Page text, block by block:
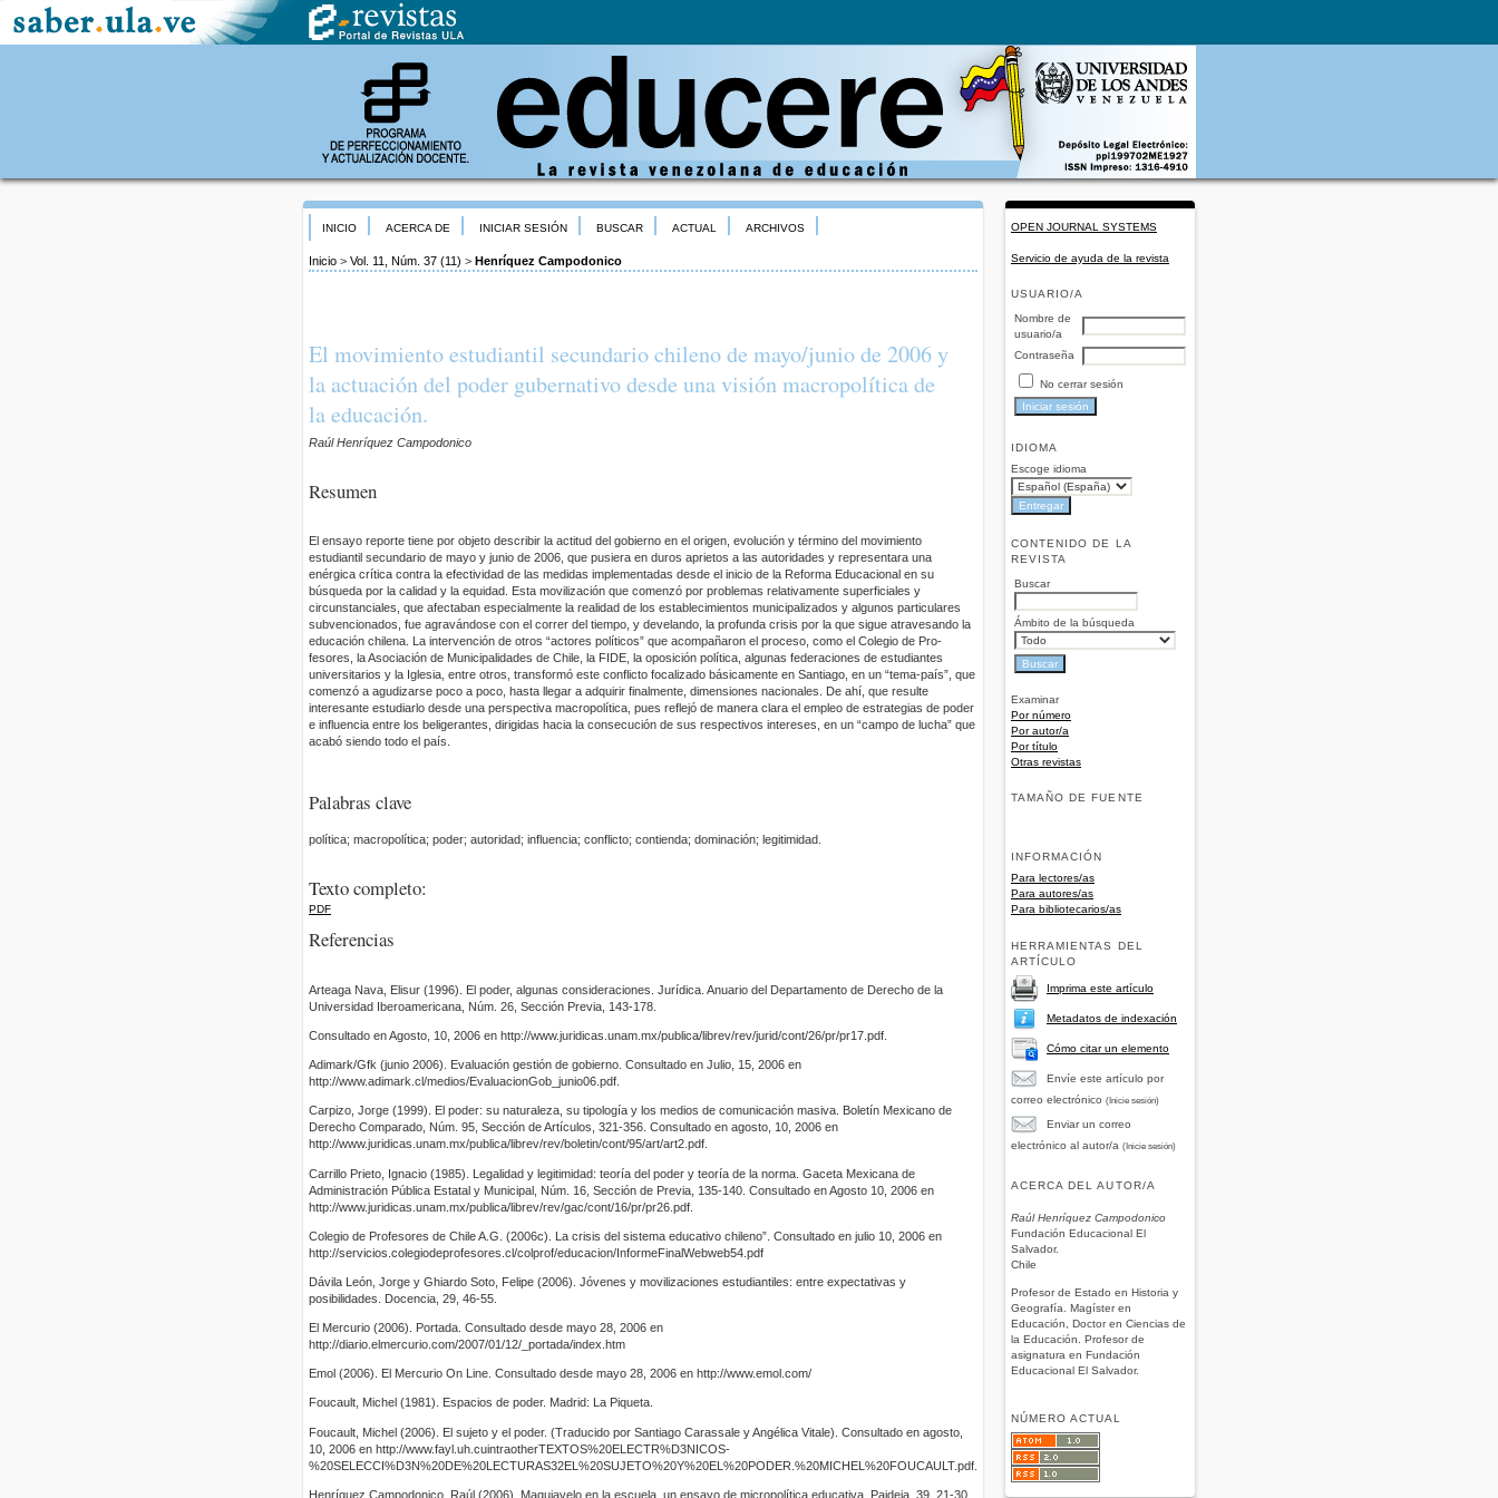
OPEN JOURNAL SYSTEMS
Servicio de ayuda de la revista
USUARIO/A
Nombre de
usuario/a
Contraseña
No cerrar sesión
IDIOMA
Escoge idioma
CONTENIDO DE LA
REVISTA
Buscar
Ámbito de la búsqueda
Examinar
Por número
Por autor/a
Por título
Otras revistas
TAMAÑO DE FUENTE
INFORMACIÓN
Para lectores/as
Para autores/as
Para bibliotecarios/as
HERRAMIENTAS DEL
ARTÍCULO
Imprima este artículo
Metadatos de indexación
Cómo citar un elemento
Envíe este artículo por
correo electrónico (Inicie sesión)
Enviar un correo
electrónico al autor/a (Inicie sesión)
ACERCA DEL AUTOR/A
Raúl Henríquez Campodonico
Fundación Educacional El
Salvador.
Chile
Profesor de Estado en Historia y
Geografía. Magíster en
Educación, Doctor en Ciencias de
la Educación. Profesor de
asignatura en Funda­ción
Educacional El Salvador.
NÚMERO ACTUAL
INICIO ACERCA DE INICIAR SESIÓN BUSCAR ACTUAL ARCHIVOS
Inicio > Vol. 11, Núm. 37 (11) > Henríquez Campodonico
El movimiento estudiantil secundario chileno de mayo/junio de 2006 y
la actuación del poder gubernativo desde una visión macropolítica de
la educación.
Raúl Henríquez Campodonico
Resumen
El ensayo reporte tiene por objeto describir la actitud del gobierno en el origen, evolución y término del movi­miento
estudiantil secundario de mayo y junio de 2006, que pusiera en duros aprietos a las autoridades y representara una
enérgica crítica contra la efectividad de las medidas implementadas desde el inicio de la Reforma Educacional en su
búsqueda por la calidad y la equidad. Esta movilización que comenzó por problemas relativamente superficiales y
circunstanciales, que afectaban especialmente la realidad de los establecimientos municipalizados y algunos particulares
subvencionados, fue agravándose con el correr del tiempo, y develando, la profunda crisis por la que sigue atravesando la
educación chilena. La intervención de otros “actores políticos” que acompañaron el proceso, como el Colegio de Pro­
fesores, la Asociación de Municipalidades de Chile, la FIDE, la oposición política, algunas federaciones de estudiantes
universitarios y la Iglesia, entre otros, transformó este conflicto focalizado básicamente en Santiago, en un “tema-país”, que
comenzó a agudizarse poco a poco, hasta llegar a adquirir finalmente, dimensiones nacionales. De ahí, que resulte
interesante estudiarlo desde una perspectiva macropolítica, pues reflejó de manera clara el empleo de estrategias de poder
e influencia entre los beligerantes, dirigidas hacia la consecución de sus respectivos intereses, en un “campo de lucha” que
acabó siendo todo el país.
Palabras clave
política; macropolítica; poder; autoridad; influencia; conflicto; contienda; dominación; legitimidad.
Texto completo:
PDF
Referencias
Arteaga Nava, Elisur (1996). El poder, algunas consideraciones. Jurídica. Anuario del Departamento de Derecho de la
Universidad Iberoamericana, Núm. 26, Sección Previa, 143-178.
Consultado en Agosto, 10, 2006 en http://www.juridicas.unam.mx/publica/librev/rev/jurid/cont/26/pr/pr17.pdf.
Adimark/Gfk (junio 2006). Evaluación gestión de gobierno. Consultado en Julio, 15, 2006 en
http://www.adimark.cl/medios/EvaluacionGob_junio06.pdf.
Carpizo, Jorge (1999). El poder: su naturaleza, su tipología y los medios de comunicación masiva. Boletín Mexicano de
Derecho Comparado, Núm. 95, Sección de Artículos, 321-356. Consultado en agosto, 10, 2006 en
http://www.juridicas.unam.mx/publica/librev/rev/boletin/cont/95/art/art2.pdf.
Carrillo Prieto, Ignacio (1985). Legalidad y legitimidad: teoría del poder y teoría de la norma. Gaceta Mexicana de
Administración Pública Estatal y Municipal, Núm. 16, Sección de Previa, 135-140. Consultado en Agosto 10, 2006 en
http://www.juridicas.unam.mx/publica/librev/rev/gac/cont/16/pr/pr26.pdf.
Colegio de Profesores de Chile A.G. (2006c). La crisis del sistema educativo chileno”. Consultado en julio 10, 2006 en
http://servicios.colegiodeprofesores.cl/colprof/educacion/InformeFinalWebweb54.pdf
Dávila León, Jorge y Ghiardo Soto, Felipe (2006). Jóvenes y movilizaciones estudiantiles: entre expectativas y
posibilidades. Docencia, 29, 46-55.
El Mercurio (2006). Portada. Consultado desde mayo 28, 2006 en
http://diario.elmercurio.com/2007/01/12/_portada/index.htm
Emol (2006). El Mercurio On Line. Consultado desde mayo 28, 2006 en http://www.emol.com/
Foucault, Michel (1981). Espacios de poder. Madrid: La Piqueta.
Foucault, Michel (2006). El sujeto y el poder. (Traducido por Santiago Carassale y Angélica Vitale). Consultado en agosto,
10, 2006 en http://www.fayl.uh.cuintraotherTEXTOS%20ELECTR%D3NICOS-
%20SELECCI%D3N%20DE%20LECTURAS32EL%20SUJETO%20Y%20EL%20PODER.%20MICHEL%20FOUCAULT.pdf.
Henríquez Campodonico, Raúl (2006). Maquiavelo en la escuela, un ensayo de micropolítica educativa. Paideia, 39, 21-30.